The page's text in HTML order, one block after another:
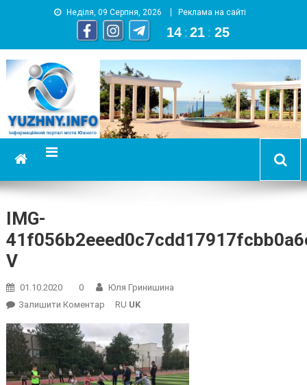
Неділя, 09 Серпня, 2026 Реклама на сайті
14 :21 : 26
YUZHNY.INFO
информационный портал города Южный
IMG-
V
01.10.2020 0
Юля Гринишина
Залишити КоментарOn
41f056b2eeed0c7cdd17917fcbb0a6e4-
V
RU UK